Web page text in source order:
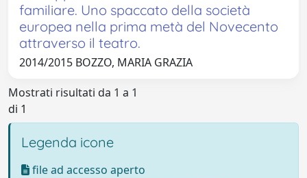
familiare. Uno spaccato della società
europea nella prima metà del Novecento
attraverso il teatro.
2014/2015 BOZZO, MARIA GRAZIA
Mostrati risultati da 1 a 1
di 1
Legenda icone
file ad accesso aperto